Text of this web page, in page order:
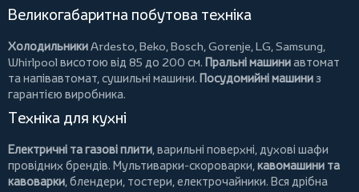
Великогабаритна побутова техніка
ХолодильникиArdesto,Beko,Bosch,Gorenje,LG,Samsung,
Whirlpool висотою від 85 до 200 см. Пральні машиниавтомат
та напівавтомат,сушильні машини. Посудомийні машиниз
гарантією виробника.
Техніка для кухні
Електричні та газові плити, варильні поверхні, духові шафи
провідних брендів. Мультиварки-скороварки,кавомашини та
кавоварки,блендери, тостери,електрочайники. Вся дрібна